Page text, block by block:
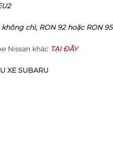
chì, RON 92 hoặc RON 95
Nissan khác TẠI ĐÂY
XE SUBARU